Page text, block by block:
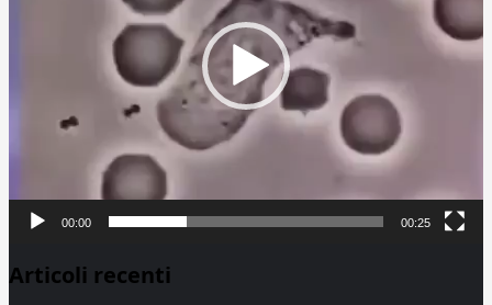
00:00 00:25
Articoli recenti